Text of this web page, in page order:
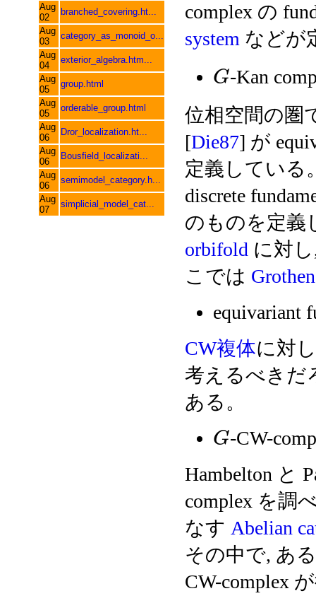
Aug
02
branched_covering.ht...
Aug
03
category_as_monoid_o...
Aug
04
exterior_algebra.htm...
Aug
05
group.html
Aug
05
orderable_group.html
Aug
06
Dror_localization.ht...
Aug
06
Bousfield_localizati...
Aug
06
semimodel_category.h...
Aug
07
simplicial_model_cat...
complex の
system などが
G-Kan
位相空間の圏
[Die87] が
定義している
discrete
のものを定義
orbifold に対
こでは
equivariant
CW複体に対
考えるべき
ある。
G-CW-
Hambelton と
complex を調
なす Abelian
その中で, あ
CW-complex